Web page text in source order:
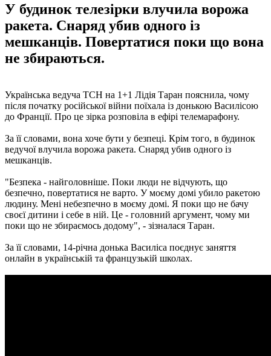
У будинок телезірки влучила ворожа
ракета. Снаряд убив одного із
мешканців. Повертатися поки що вона
не збираються.
Українська ведуча ТСН на 1+1 Лідія Таран пояснила, чому
після початку російської війни поїхала із донькою Василісою
до Франції. Про це зірка розповіла в ефірі телемарафону.
За її словами, вона хоче бути у безпеці. Крім того, в будинок
ведучої влучила ворожа ракета. Снаряд убив одного із
мешканців.
"Безпека - найголовніше. Поки люди не відчують, що
безпечно, повертатися не варто. У моєму домі убило ракетою
людину. Мені небезпечно в моєму домі. Я поки що не бачу
своєї дитини і себе в ній. Це - головний аргумент, чому ми
поки що не збираємось додому", - зізналася Таран.
За її словами, 14-річна донька Василіса поєднує заняття
онлайн в українській та французькій школах.